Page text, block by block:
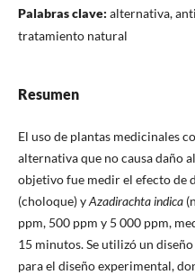
Palabras clave: alternativa,
tratamiento natural
Resumen
El uso de plantas medicinales
alternativa que no causa daño
objetivo fue medir el efecto de
(choloque) yAzadirachta indica
ppm, 500 ppm y 5 000 ppm,
15 minutos. Se utilizó un
para el diseño experimental,